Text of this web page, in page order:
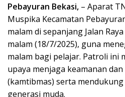
Pebayuran Bekasi, – Aparat
Muspika Kecamatan
malam di sepanjang Jalan
malam (18/7/2025), guna
malam bagi pelajar. Patroli ini
upaya menjaga keamanan
(kamtibmas) serta
generasi muda.